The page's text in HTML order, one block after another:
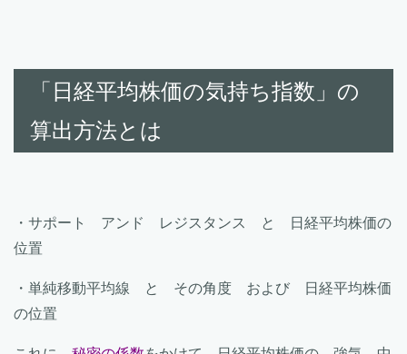
「日経平均株価の気持ち指数」の
算出方法とは
・サポート アンド レジスタンス と 日経平均株価の
位置
・単純移動平均線 と その角度 および 日経平均株価
の位置